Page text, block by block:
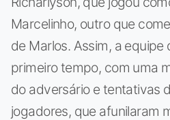
Marcelinho, outro que
de Marlos. Assim, a
primeiro tempo, com uma
do adversário e tentativas
jogadores, que afunilaram